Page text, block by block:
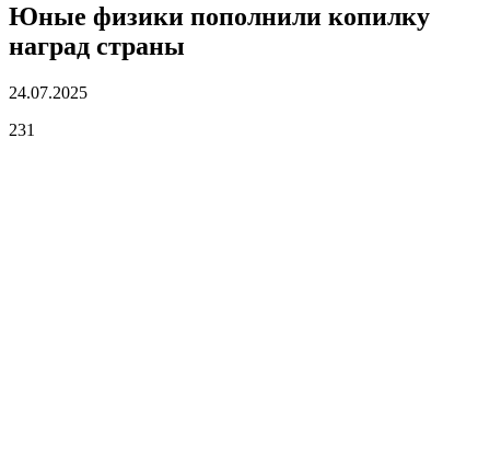
Юные физики пополнили копилку
наград страны
24.07.2025
231